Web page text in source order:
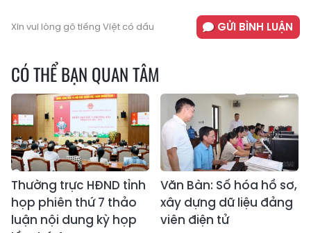
Xin vui lòng gõ tiếng Việt có dấu GỬI BÌNH LUẬN
CÓ THỂ BẠN QUAN TÂM
Thường trực HĐND tỉnh
họp phiên thứ 7 thảo
luận nội dung kỳ họp
Văn Bàn: Số hóa hồ sơ,
xây dựng dữ liệu đảng
viên điện tử